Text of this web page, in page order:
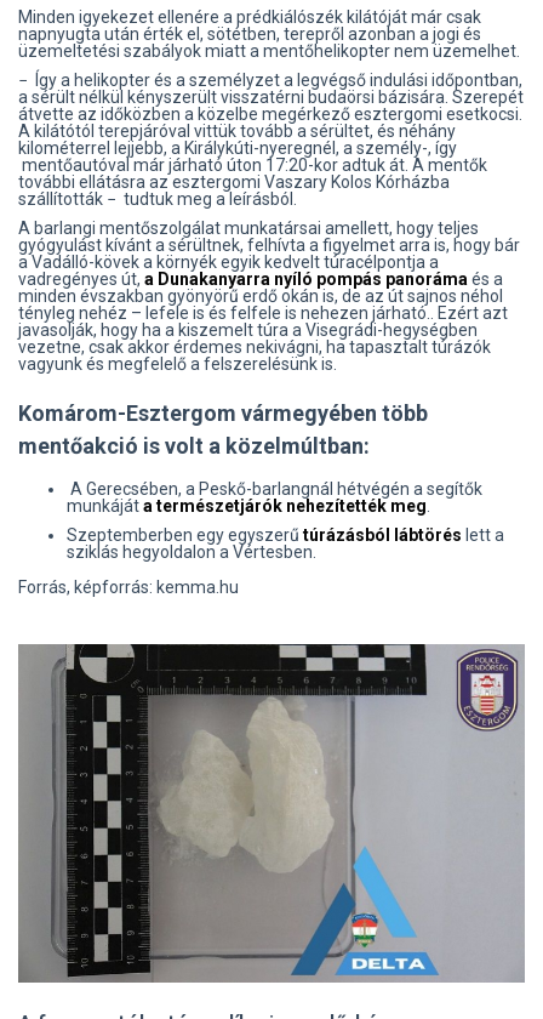
Minden igyekezet ellenére a prédkiálószék kilátóját már csak
napnyugta után érték el, sötétben, terepről azonban a jogi és
üzemeltetési szabályok miatt a mentőhelikopter nem üzemelhet.
− Így a helikopter és a személyzet a legvégső indulási időpontban,
a sérült nélkül kényszerült visszatérni budaörsi bázisára. Szerepét
átvette az időközben a közelbe megérkező esztergomi esetkocsi.
A kilátótól terepjáróval vittük tovább a sérültet, és néhány
kilométerrel lejjebb, a Királykúti-nyeregnél, a személy-, így
mentőautóval már járható úton 17:20-kor adtuk át. A mentők
további ellátásra az esztergomi Vaszary Kolos Kórházba
szállították − tudtuk meg a leírásból.
A barlangi mentőszolgálat munkatársai amellett, hogy teljes
gyógyulást kívánt a sérültnek, felhívta a figyelmet arra is, hogy bár
a Vadálló-kövek a környék egyik kedvelt túracélpontja a
vadregényes út, a Dunakanyarra nyíló pompás panorámaés a
minden évszakban gyönyörű erdő okán is, de az út sajnos néhol
tényleg nehéz – lefele is és felfele is nehezen járható.. Ezért azt
javasolják, hogy ha a kiszemelt túra a Visegrádi-hegységben
vezetne, csak akkor érdemes nekivágni, ha tapasztalt túrázók
vagyunk és megfelelő a felszerelésünk is.
Komárom-Esztergom vármegyében több
mentőakció is volt a közelmúltban:
A Gerecsében, a Peskő-barlangnál hétvégén a segítők
munkájáta természetjárók nehezítették meg.
Szeptemberben egy egyszerű túrázásból lábtörés lett a
sziklás hegyoldalon a Vértesben.
Forrás, képforrás: kemma.hu